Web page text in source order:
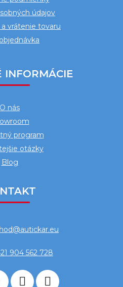
údajov
vrátenie tovaru
INFORMÁCIE
O nás
program
otázky
Blog
@autickar.eu
904 562 728